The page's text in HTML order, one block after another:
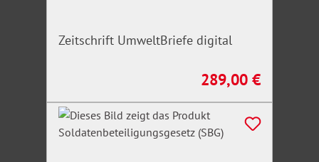
Zeitschrift UmweltBriefe digital
Regulärer Preis:
289,00 €